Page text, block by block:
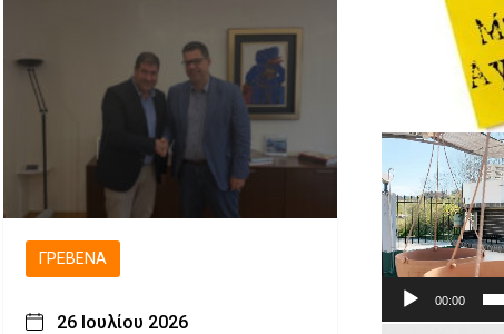
ΓΡΕΒΕΝΆ
26 Ιουλίου 2026
Πρόγραμμα
Αναπαραγωγής
Βίντεο
00:00